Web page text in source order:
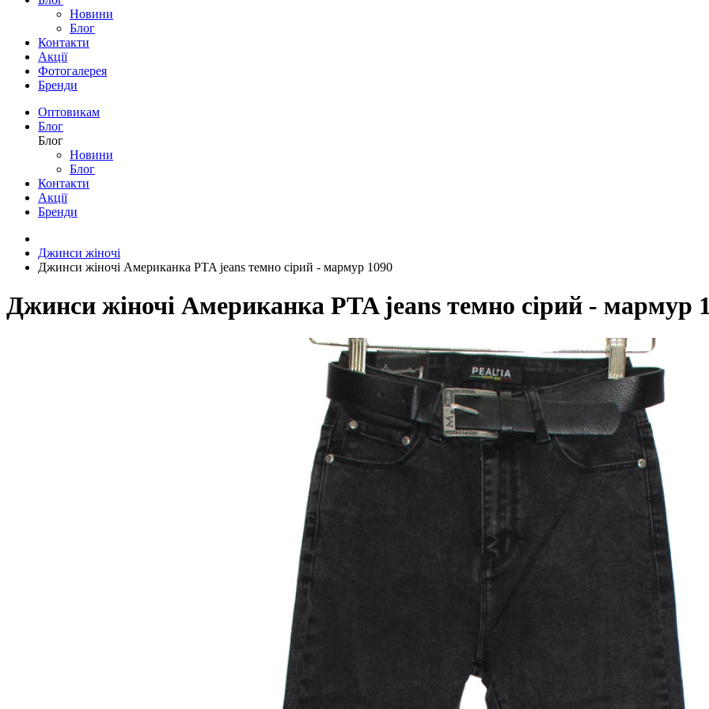
Новини
Блог
Контакти
Акції
Фотогалерея
Бренди
Оптовикам
Блог
Блог
Новини
Блог
Контакти
Акції
Бренди
Джинси жіночі
Джинси жіночі Американка PTA jeans темно сірий - мармур 1090
Джинси жіночі Американка PTA jeans темно сірий - мармур